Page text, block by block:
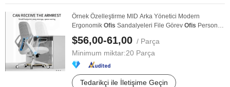
Örnek Özelleştirme MID Arka Yönetici Modern
Ergonomik Ofis Sandalyeleri File Görev Ofis Personeli
PC ...
$56,00-61,00 / Parça
Minimum miktar:20 Parça
Tedarikçi ile İletişime Geçin